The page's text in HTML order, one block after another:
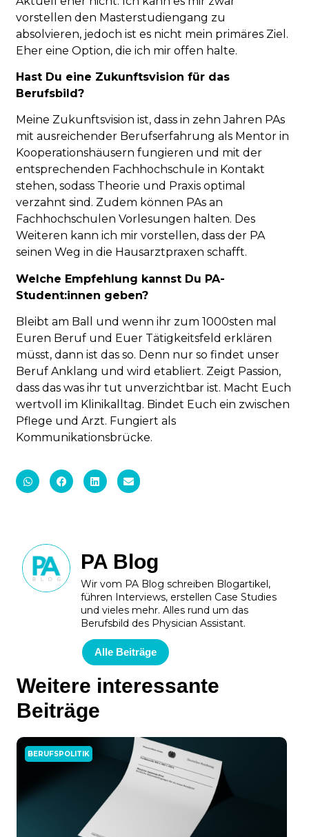
vorstellen den Masterstudiengang zu
absolvieren, jedoch ist es nicht mein primäres Ziel.
Eher eine Option, die ich mir offen halte.
Hast Du eine Zukunftsvision für das
Berufsbild?
Meine Zukunftsvision ist, dass in zehn Jahren PAs
mit ausreichender Berufserfahrung als Mentor in
Kooperationshäusern fungieren und mit der
entsprechenden Fachhochschule in Kontakt
stehen, sodass Theorie und Praxis optimal
verzahnt sind. Zudem können PAs an
Fachhochschulen Vorlesungen halten. Des
Weiteren kann ich mir vorstellen, dass der PA
seinen Weg in die Hausarztpraxen schafft.
Welche Empfehlung kannst Du PA-
Student:innen geben?
Bleibt am Ball und wenn ihr zum 1000sten mal
Euren Beruf und Euer Tätigkeitsfeld erklären
müsst, dann ist das so. Denn nur so findet unser
Beruf Anklang und wird etabliert. Zeigt Passion,
dass das was ihr tut unverzichtbar ist. Macht Euch
wertvoll im Klinikalltag. Bindet Euch ein zwischen
Pflege und Arzt. Fungiert als
Kommunikationsbrücke.
PA Blog
Wir vom PA Blog schreiben Blogartikel,
führen Interviews, erstellen Case Studies
und vieles mehr. Alles rund um das
Berufsbild des Physician Assistant.
Alle Beiträge
Weitere interessante
Beiträge
BERUFSPOLITIK